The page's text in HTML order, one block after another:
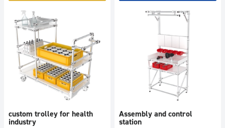
custom trolley for health
industry
Assembly and control
station